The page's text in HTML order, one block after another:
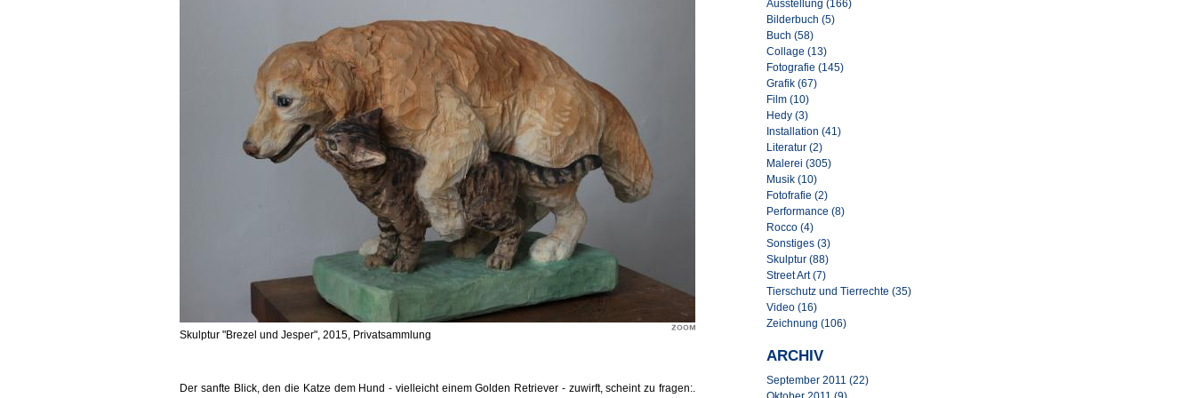
Skulptur "Brezel und Jesper", 2015, Privatsammlung
Der sanfte Blick, den die Katze dem Hund - vielleicht einem Golden Retriever - zuwirft, scheint zu fragen:.
Ausstellung (166)
Bilderbuch (5)
Buch (58)
Collage (13)
Fotografie (145)
Grafik (67)
Film (10)
Hedy (3)
Installation (41)
Literatur (2)
Malerei (305)
Musik (10)
Fotofrafie (2)
Performance (8)
Rocco (4)
Sonstiges (3)
Skulptur (88)
Street Art (7)
Tierschutz und Tierrechte (35)
Video (16)
Zeichnung (106)
ARCHIV
September 2011 (22)